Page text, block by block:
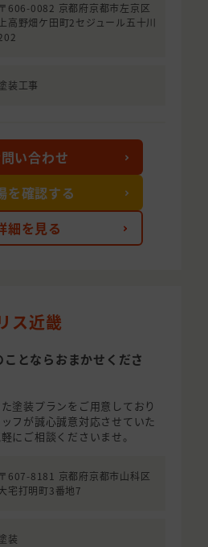
〒606-0082 京都府京都市左京区
高野畑ケ田町2セジュール五十川
装工事
細を見る
い合わせ
を確認する
ス近畿
とならおまかせくださ
塗装プランをご用意しており
フが誠心誠意対応させていた
にご相談くださいませ。
〒607-8181 京都府京都市山科区
宅打明町3番地7
装